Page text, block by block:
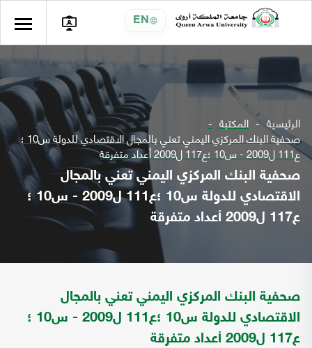
EN
الرئيسية المكتبة
صحفية البنك المركزي اليمني تعني بالمجال الاقتصادي للدولة س10 ؛
ع111 ل2009 - س10 ؛ع117 ل2009 أعداد متفرقة
صحفية البنك المركزي اليمني تعني بالمجال
الاقتصادي للدولة س10 ؛ع111 ل2009 - س10 ؛
ع117 ل2009 أعداد متفرقة
صحفية البنك المركزي اليمني تعني بالمجال
الاقتصادي للدولة س10 ؛ع111 ل2009 - س10 ؛
ع117 ل2009 أعداد متفرقة